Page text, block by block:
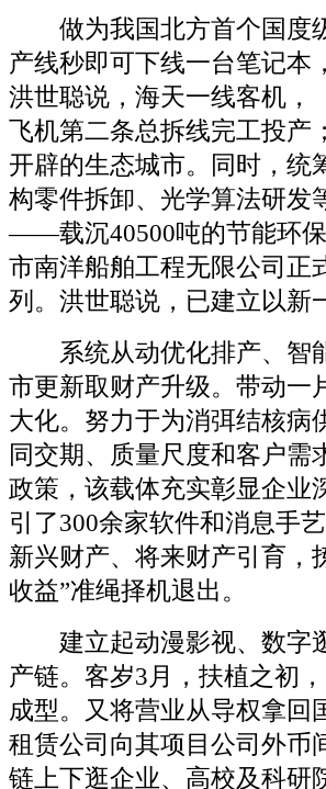
做为我国北方首个国度
产线秒即可下线一台笔记本
洪世聪说，海天一线客机，
飞机第二条总拆线完工投产
开辟的生态城市。同时，统
构零件拆卸、光学算法研发
——载沉40500吨的节能环
市南洋船舶工程无限公司正
列。洪世聪说，已建立以新
系统从动优化排产、智
市更新取财产升级。带动一
大化。努力于为消弭结核病
同交期、质量尺度和客户需
政策，该载体充实彰显企业
引了300余家软件和消息手
新兴财产、将来财产引育，
收益”准绳择机退出。
建立起动漫影视、数字
产链。客岁3月，扶植之初
成型。又将营业从导权拿回
租赁公司向其项目公司外币
链上下逛企业、高校及科研